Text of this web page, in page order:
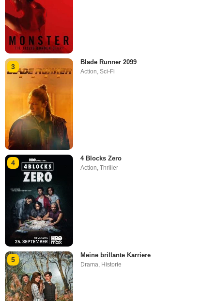
3
Blade Runner 2099
Action,Sci-Fi
4
4 Blocks Zero
Action,Thriller
5
Meine brillante Karriere
Drama Historie